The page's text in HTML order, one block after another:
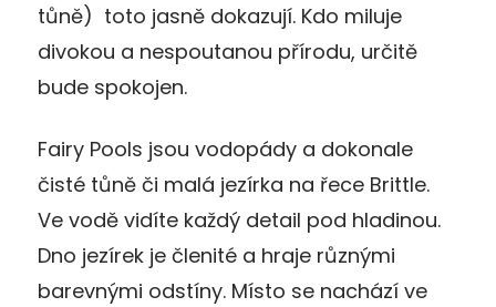
tůně) toto jasně dokazují. Kdo miluje
divokou a nespoutanou přírodu, určitě
bude spokojen.
Fairy Pools jsou vodopády a dokonale
čisté tůně či malá jezírka na řece Brittle.
Ve vodě vidíte každý detail pod hladinou.
Dno jezírek je členité a hraje různými
barevnými odstíny. Místo se nachází ve